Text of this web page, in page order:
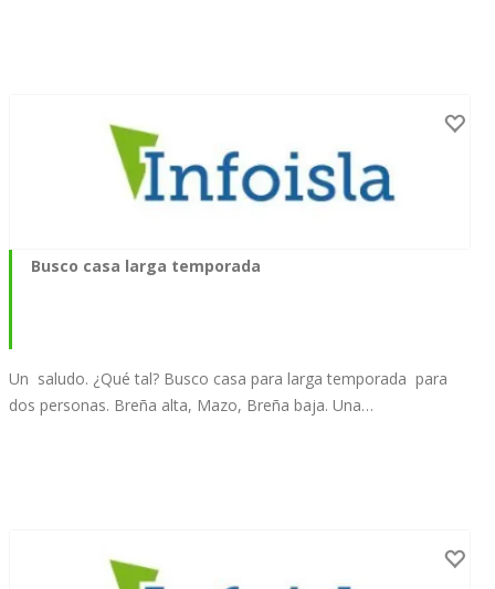
Busco casa larga temporada
Un saludo. ¿Qué tal? Busco casa para larga temporada para
dos personas. Breña alta, Mazo, Breña baja. Una…